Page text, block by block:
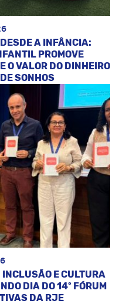
A INFÂNCIA:
PROMOVE
O VALOR DO DINHEIRO
SONHOS
E CULTURA
DIA DO 14º FÓRUM
DA RJE